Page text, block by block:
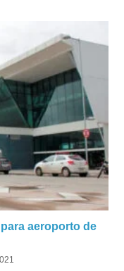
aeroporto de